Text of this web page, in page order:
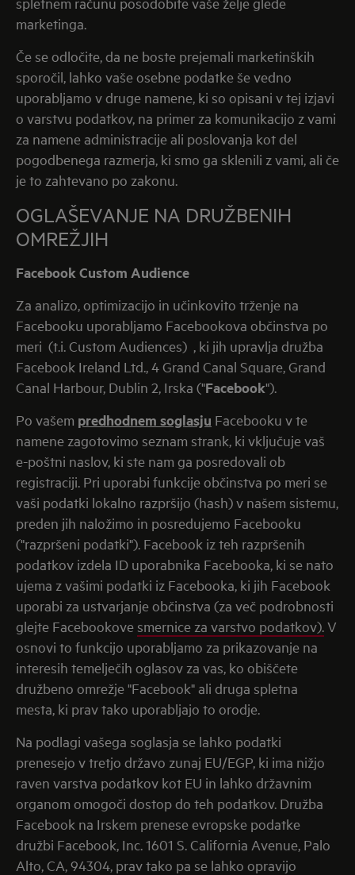
marketinga.
Če se odločite, da ne boste prejemali marketinških
sporočil, lahko vaše osebne podatke še vedno
uporabljamo v druge namene, ki so opisani v tej izjavi
o varstvu podatkov, na primer za komunikacijo z vami
za namene administracije ali poslovanja kot del
pogodbenega razmerja, ki smo ga sklenili z vami, ali če
je to zahtevano po zakonu.
OGLAŠEVANJE NA DRUŽBENIH
OMREŽJIH
Facebook Custom Audience
Za analizo, optimizacijo in učinkovito trženje na
Facebooku uporabljamo Facebookova občinstva po
meri (t.i. Custom Audiences) , ki jih upravlja družba
Facebook Ireland Ltd., 4 Grand Canal Square, Grand
Canal Harbour, Dublin 2, Irska ("Facebook").
Po vašem predhodnem soglasju Facebooku v te
namene zagotovimo seznam strank, ki vključuje vaš
e-poštni naslov, ki ste nam ga posredovali ob
registraciji. Pri uporabi funkcije občinstva po meri se
vaši podatki lokalno razpršijo (hash) v našem sistemu,
preden jih naložimo in posredujemo Facebooku
("razpršeni podatki"). Facebook iz teh razpršenih
podatkov izdela ID uporabnika Facebooka, ki se nato
ujema z vašimi podatki iz Facebooka, ki jih Facebook
uporabi za ustvarjanje občinstva (za več podrobnosti
glejte Facebookove smernice za varstvo podatkov).V
osnovi to funkcijo uporabljamo za prikazovanje na
interesih temelječih oglasov za vas, ko obiščete
družbeno omrežje "Facebook" ali druga spletna
mesta, ki prav tako uporabljajo to orodje.
Na podlagi vašega soglasja se lahko podatki
prenesejo v tretjo državo zunaj EU/EGP, ki ima nižjo
raven varstva podatkov kot EU in lahko državnim
organom omogoči dostop do teh podatkov. Družba
Facebook na Irskem prenese evropske podatke
družbi Facebook, Inc. 1601 S. California Avenue, Palo
Alto, CA, 94304, prav tako pa se lahko opravijo